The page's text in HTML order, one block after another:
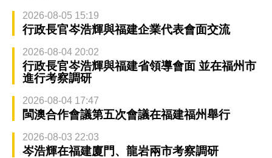
2026-08-05 15:19
行政長官岑浩輝與福建企業代表會面交流
2026-08-04 20:02
行政長官岑浩輝與福建省領導會面 並在福州市
進行考察調研
2026-08-04 17:47
閩澳合作會議第五次會議在福建福州舉行
2026-08-03 22:03
岑浩輝在福建廈門、龍岩兩市考察調研